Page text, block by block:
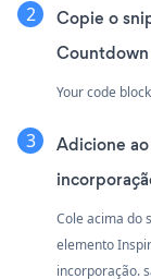
Copie o
Your code
Adicione
Cole acima do
elemento
incorporação.